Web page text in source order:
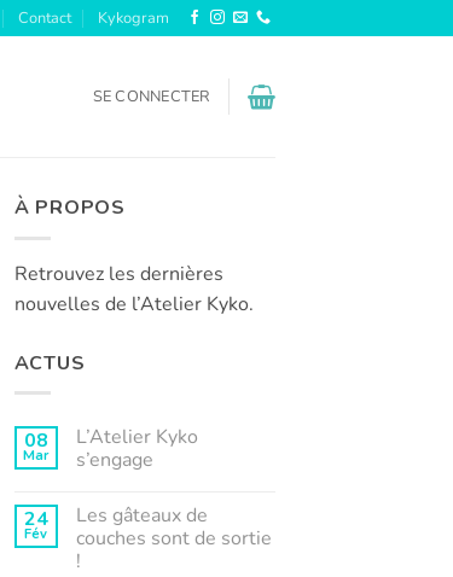
Contact Kykogram
SE CONNECTER
À PROPOS
Retrouvez les dernières
nouvelles de l’Atelier Kyko.
ACTUS
08
Mar
L’Atelier Kyko
s’engage
sur
L’Atelier
Kyko
s’engage
24
Fév
Les gâteaux de
couches sont de sortie
!